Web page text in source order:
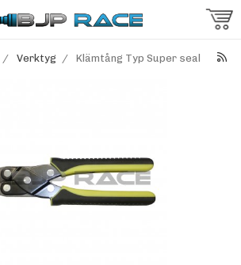
/ Verktyg / Klämtång Typ Super seal